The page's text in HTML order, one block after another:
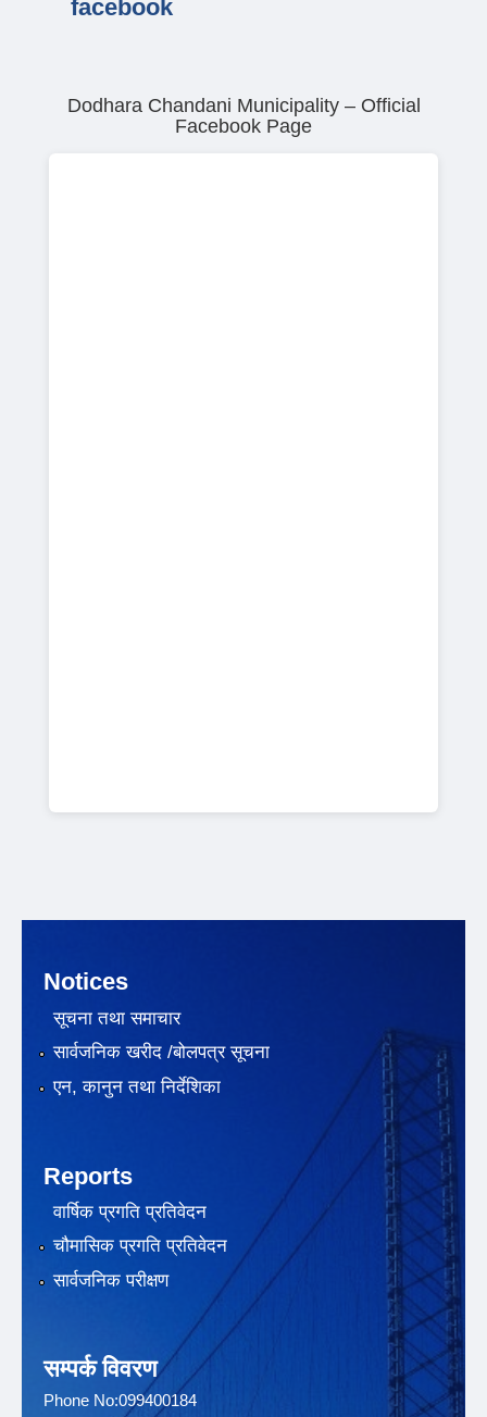
facebook
Dodhara Chandani Municipality – Official
Facebook Page
Notices
सूचना तथा समाचार
सार्वजनिक खरीद /बोलपत्र सूचना
एन, कानुन तथा निर्देशिका
Reports
वार्षिक प्रगति प्रतिवेदन
चौमासिक प्रगति प्रतिवेदन
सार्वजनिक परीक्षण
सम्पर्क विवरण
Phone No:099400184